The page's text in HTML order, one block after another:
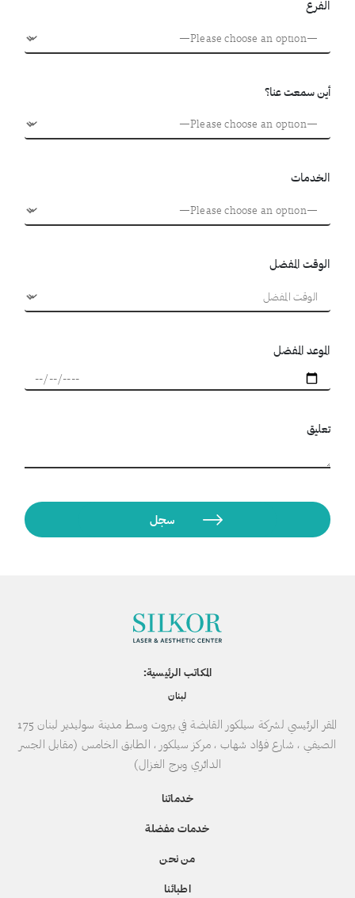
الفرع
أين سمعت عنا؟
الخدمات
الوقت المفضل
الموعد المفضل
تعليق
المكاتب الرئيسية:
لبنان
المقر الرئيسي لشركة سيلكور القابضة في بيروت وسط مدينة سوليدير لبنان 175
الصيفي ، شارع فؤاد شهاب ، مركز سيلكور ، الطابق الخامس (مقابل الجسر
الدائري وبرج الغزال)
خدماتنا
خدمات مفضلة
من نحن
اطبائنا